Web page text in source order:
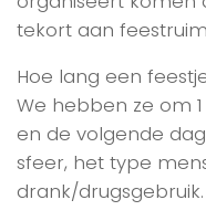
tekort aan
Hoe lang een
We hebben ze om
en de volgende
sfeer, het type
drank/drugsgebruik.